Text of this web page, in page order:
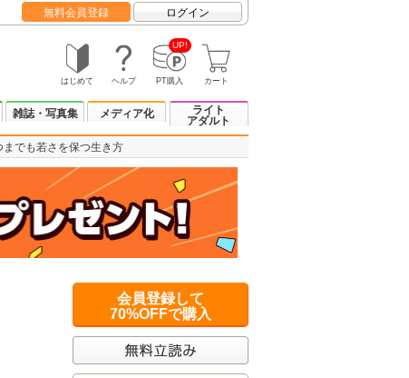
無料会員登録 ログイン
はじめて ヘルプ
UP!
PT購入 カート
雑誌・写真集 メディア化
ライト
アダルト
までも若さを保つ生き方
会員登録して
70%OFFで購入